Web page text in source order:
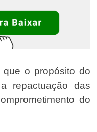
que o propósito do
repactuação das
do